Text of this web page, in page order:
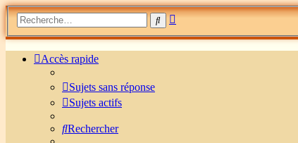
Rechercher
Recherche
Accès rapide
Sujets sans réponse
Sujets actifs
Rechercher